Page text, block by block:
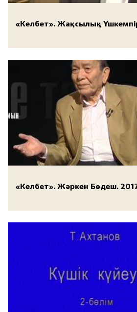
«Келбет». Жақсылық
«Келбет». Жәркен Бөдеш.